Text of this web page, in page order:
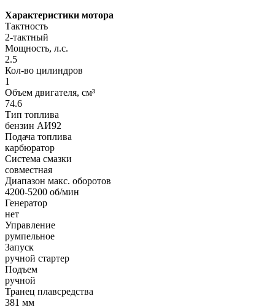
Характеристики мотора
Тактность
2-тактный
Мощность, л.с.
2.5
Кол-во цилиндров
1
Объем двигателя, см³
74.6
Тип топлива
бензин АИ92
Подача топлива
карбюратор
Система смазки
совместная
Диапазон макс. оборотов
4200-5200 об/мин
Генератор
нет
Управление
румпельное
Запуск
ручной стартер
Подъем
ручной
Транец плавсредства
381 мм